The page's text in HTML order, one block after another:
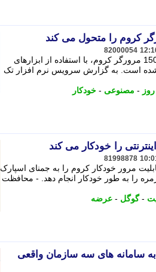
کروم را متحول می کند
82000054
شرکت گوگل فاش کرد که در نسخه های 149 و 150 مرورگر کروم، با استفاده از ابزارهای
رفع 1,072 باگ امنیتی شده است. به گزارش سرویس نرم افزار تک
روز - مصنوعی - خودکار
را خودکار می کند
81998878
مرور خودکار کروم را به جمنای اسپارک
را به طور خودکار انجام دهد. - محافظت
-گوگل - عرضه
سامانه های سه سازمان واقعی